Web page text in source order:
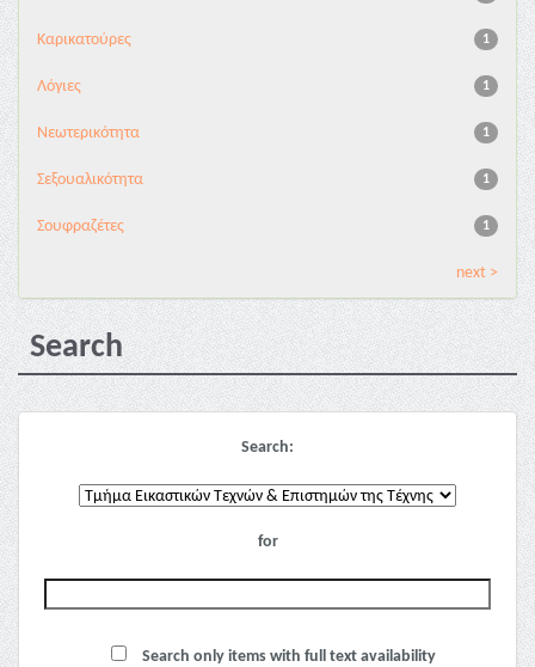
1
Καρικατούρες
1
Λόγιες
1
Νεωτερικότητα
1
Σεξουαλικότητα
1
Σουφραζέτες
next >
Search
Search:
for
Search only items with full text availability